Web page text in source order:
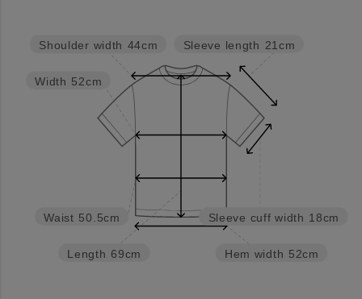
Hem width 52cm
Sleeve cuff width 18cm
Sleeve length 21cm
Length 69cm
Waist 50.5cm
Width 52cm
Shoulder width 44cm